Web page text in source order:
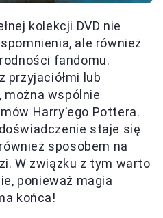
kolekcji DVD nie
ale również
fandomu.
przyjaciółmi lub
wspólnie
Harry'ego Pottera.
staje się
sposobem na
W związku z tym warto
ponieważ magia
końca!